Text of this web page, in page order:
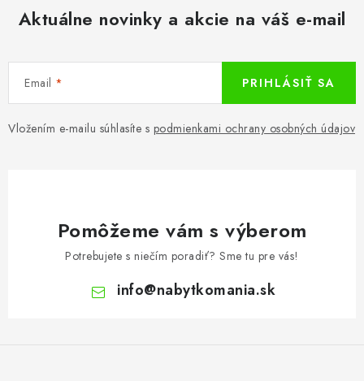
Aktuálne novinky a akcie na váš e-mail
Email
Vložením e-mailu súhlasíte s podmienkami ochrany osobných údajov
PRIHLÁSIŤ SA
Pomôžeme vám s výberom
Potrebujete s niečím poradiť? Sme tu pre vás!
info@nabytkomania.sk